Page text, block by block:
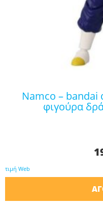
namco – bandai dragon ball: vegito ss
φιγούρα
τιμή Web